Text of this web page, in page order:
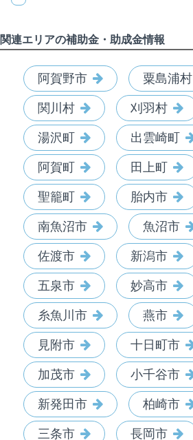
関連エリアの補助金・助成金情報
阿賀野市 粟島浦村
関川村 刈羽村
湯沢町 出雲崎町
阿賀町 田上町
聖籠町 胎内市
南魚沼市 魚沼市
佐渡市 新潟市
五泉市 妙高市
糸魚川市 燕市
見附市 十日町市
加茂市 小千谷市
新発田市 柏崎市
三条市 長岡市